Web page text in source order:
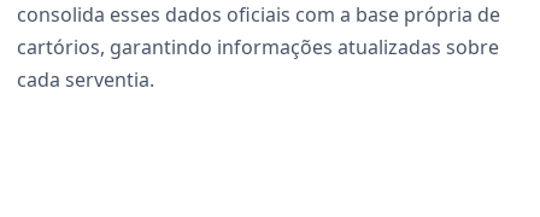
consolida esses dados oficiais com a base própria de
cartórios, garantindo informações atualizadas sobre
cada serventia.